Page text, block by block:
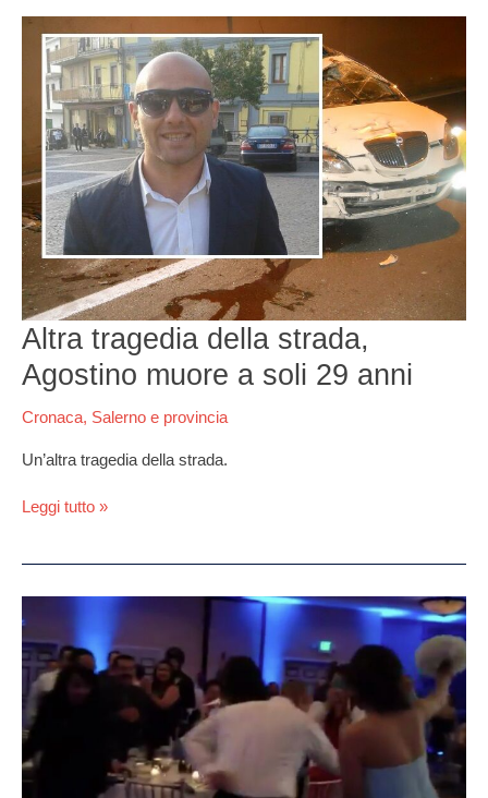
Altra tragedia della strada,
Agostino muore a soli 29 anni
Cronaca, Salerno e provincia
Un’altra tragedia della strada.
Altra
tragedia
della
strada,
Agostino
muore
soli
29
anni
Leggi tutto »
in
provincia,
tragedia
durante
un
matrimonio